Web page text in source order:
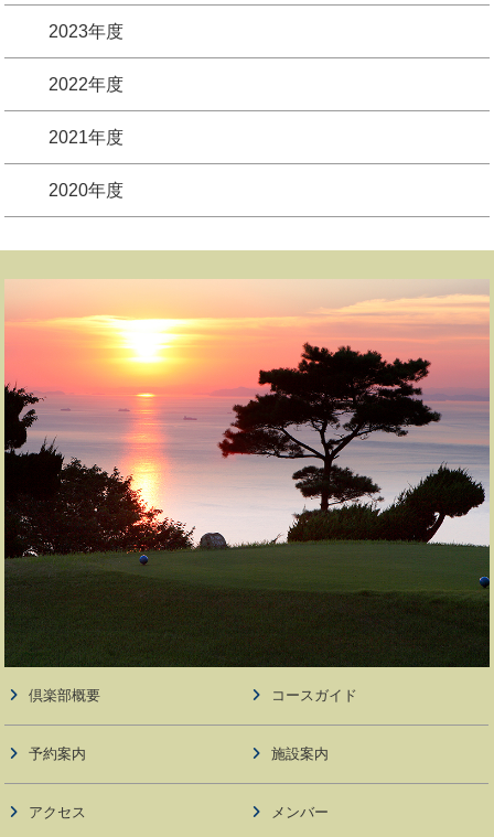
2023年度
2022年度
2021年度
2020年度
倶楽部概要 コースガイド
予約案内 施設案内
アクセス メンバー